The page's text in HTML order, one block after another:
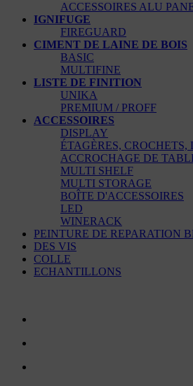
ACCESSOIRES ALU
IGNIFUGE
FIREGUARD
CIMENT DE LAINE DE BOIS
BASIC
MULTIFINE
LISTE DE FINITION
UNIKA
PREMIUM / PROFF
ACCESSOIRES
DISPLAY
ÉTAGÈRES, CROCHETS,
ACCROCHAGE DE
MULTI SHELF
MULTI STORAGE
BOÎTE D'ACCESSOIRES
LED
WINERACK
PEINTURE DE REPARATION
DES VIS
COLLE
ECHANTILLONS